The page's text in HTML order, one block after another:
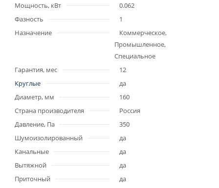
Мощность, кВт
0.062
Фазность
1
Назначение
Коммерческое,
Промышленное,
Специальное
Гарантия, мес
12
Круглые
да
Диаметр, мм
160
Страна производителя
Россия
Давление, Па
350
Шумоизолированный
да
Канальные
да
Вытяжной
да
Приточный
да